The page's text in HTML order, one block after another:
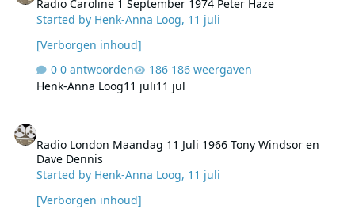
Radio Caroline 1 September 1974 Peter Haze
Started by Henk-Anna Loog, 11 juli
[Verborgen inhoud]
0 antwoorden
186 weergaven
Henk-Anna Loog11 juli11 jul
Radio London Maandag 11 Juli 1966 Tony Windsor en
Dave Dennis
Started by Henk-Anna Loog, 11 juli
[Verborgen inhoud]